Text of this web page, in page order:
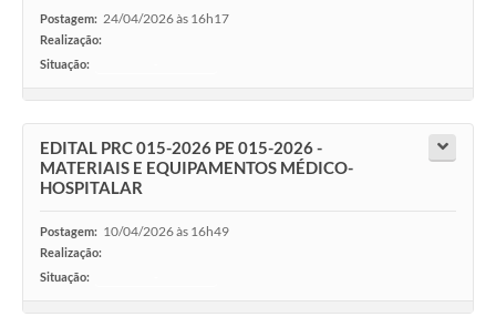
Postagem: 24/04/2026 às 16h17
Realização:
Situação:
EDITAL PRC 015-2026 PE 015-2026 -
MATERIAIS E EQUIPAMENTOS MÉDICO-
HOSPITALAR
Postagem: 10/04/2026 às 16h49
Realização:
Situação: